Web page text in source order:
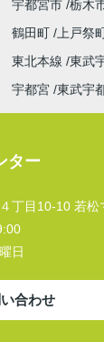
宇都宮市 栃木
鶴田町 上戸祭
東北本線 東武
宇都宮 東武宇
ター
丁目10-10 若松
日
合わせ